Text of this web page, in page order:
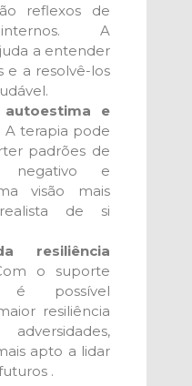
reflexos de
A
a entender
e a resolvê-los
e
: A terapia pode
padrões de
negativo e
visão mais
de si
resiliência
o suporte
é possível
resiliência
apto a lidar
.